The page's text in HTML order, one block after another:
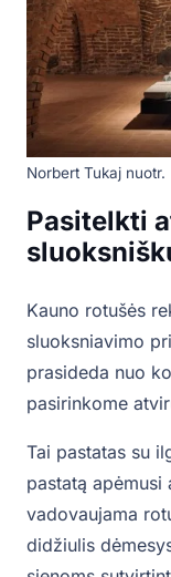
Norbert Tukaj nuotr.
Pasitelkti
Kauno rotušės
sluoksniavimo
prasideda nuo
pasirinkome
Tai pastatas su
pastatą
vadovaujama
didžiulis